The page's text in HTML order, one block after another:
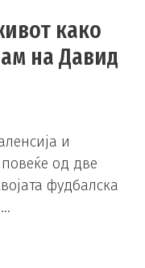
како
на Давид
и
од две
фудбалска